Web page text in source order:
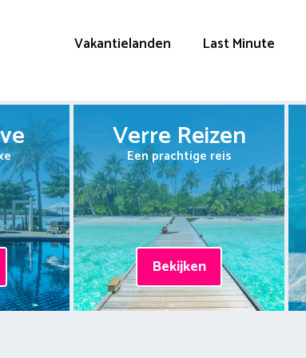
Vakantielanden Last Minute
Verre Reizen
Een prachtige reis
Bekijken